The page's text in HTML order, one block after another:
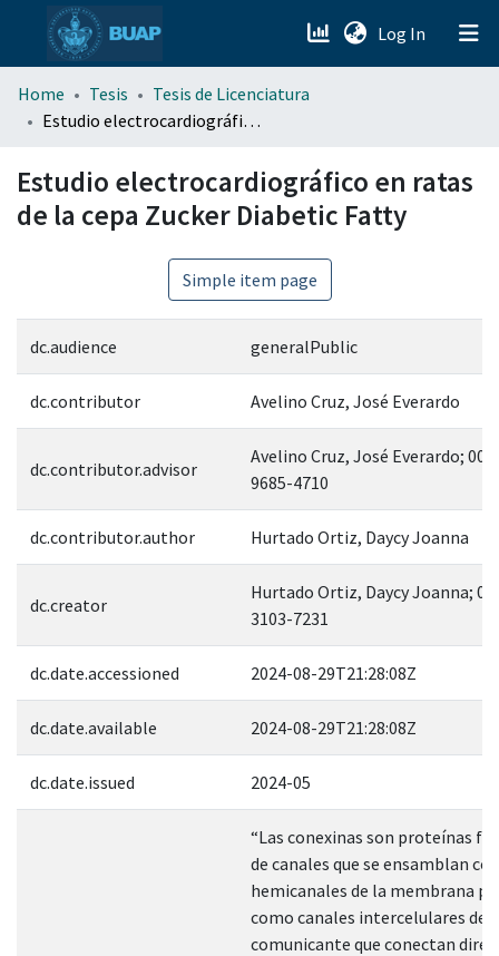
Log In (current)
menu.section.about_menu
Home Tesis
Tesis de Licenciatura
Estudio electrocardiográfico en ratas de la cepa Zucker Diabetic Fatty
Estudio electrocardiográfico en ratas
de la cepa Zucker Diabetic Fatty
Simple item page
dc.audience generalPublic
dc.contributor Avelino Cruz, José Everardo
dc.contributor.advisor
Avelino Cruz, José Everardo;
9685-4710
dc.contributor.author Hurtado Ortiz, Daycy Joanna
dc.creator
Hurtado Ortiz, Daycy Joanna;
3103-7231
dc.date.accessioned 2024-08-29T21:28:08Z
dc.date.available 2024-08-29T21:28:08Z
dc.date.issued 2024-05
“Las conexinas son proteínas
de canales que se ensamblan
hemicanales de la membrana
como canales intercelulares de
comunicante que conectan